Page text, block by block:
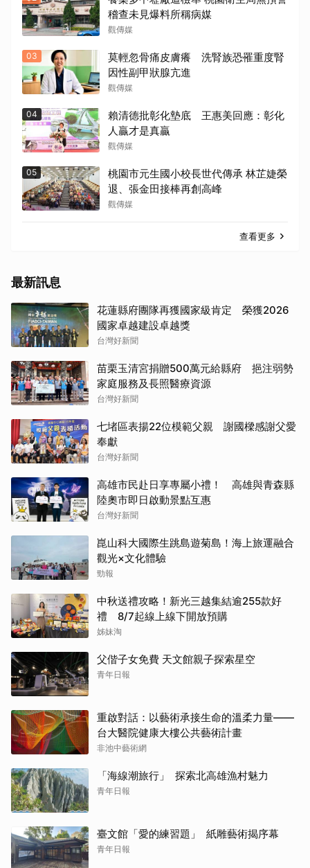
稽查未見爆料所稱病媒
觀傳媒
03
莫輕忽骨痛皮膚癢 洗腎族恐罹重度腎
因性副甲狀腺亢進
觀傳媒
04
賴清德批彰化墊底 王惠美回應：彰化
人贏才是真贏
觀傳媒
05
桃園市元生國小校長世代傳承 林芷婕榮
退、張金田接棒再創高峰
觀傳媒
查看更多
最新訊息
花蓮縣府團隊再獲國家級肯定 榮獲2026
國家卓越建設卓越獎
台灣好新聞
苗栗玉清宮捐贈500萬元給縣府 挹注弱勢
家庭服務及長照醫療資源
台灣好新聞
七堵區表揚22位模範父親 謝國樑感謝父愛
奉獻
台灣好新聞
高雄市民赴日享專屬小禮！ 高雄與青森縣
陸奧市即日啟動景點互惠
台灣好新聞
崑山科大國際生跳島遊菊島！海上旅運融合
觀光×文化體驗
勁報
中秋送禮攻略！新光三越集結逾255款好
禮 8/7起線上線下開放預購
姊妹淘
父偕子女免費 天文館親子探索星空
青年日報
重啟對話：以藝術承接生命的溫柔力量——
台大醫院健康大樓公共藝術計畫
非池中藝術網
「海線潮旅行」 探索北高雄漁村魅力
青年日報
臺文館「愛的練習題」 紙雕藝術揭序幕
青年日報